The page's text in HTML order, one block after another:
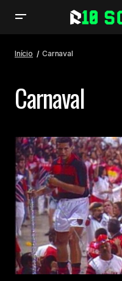
Início Carnaval
Carnaval